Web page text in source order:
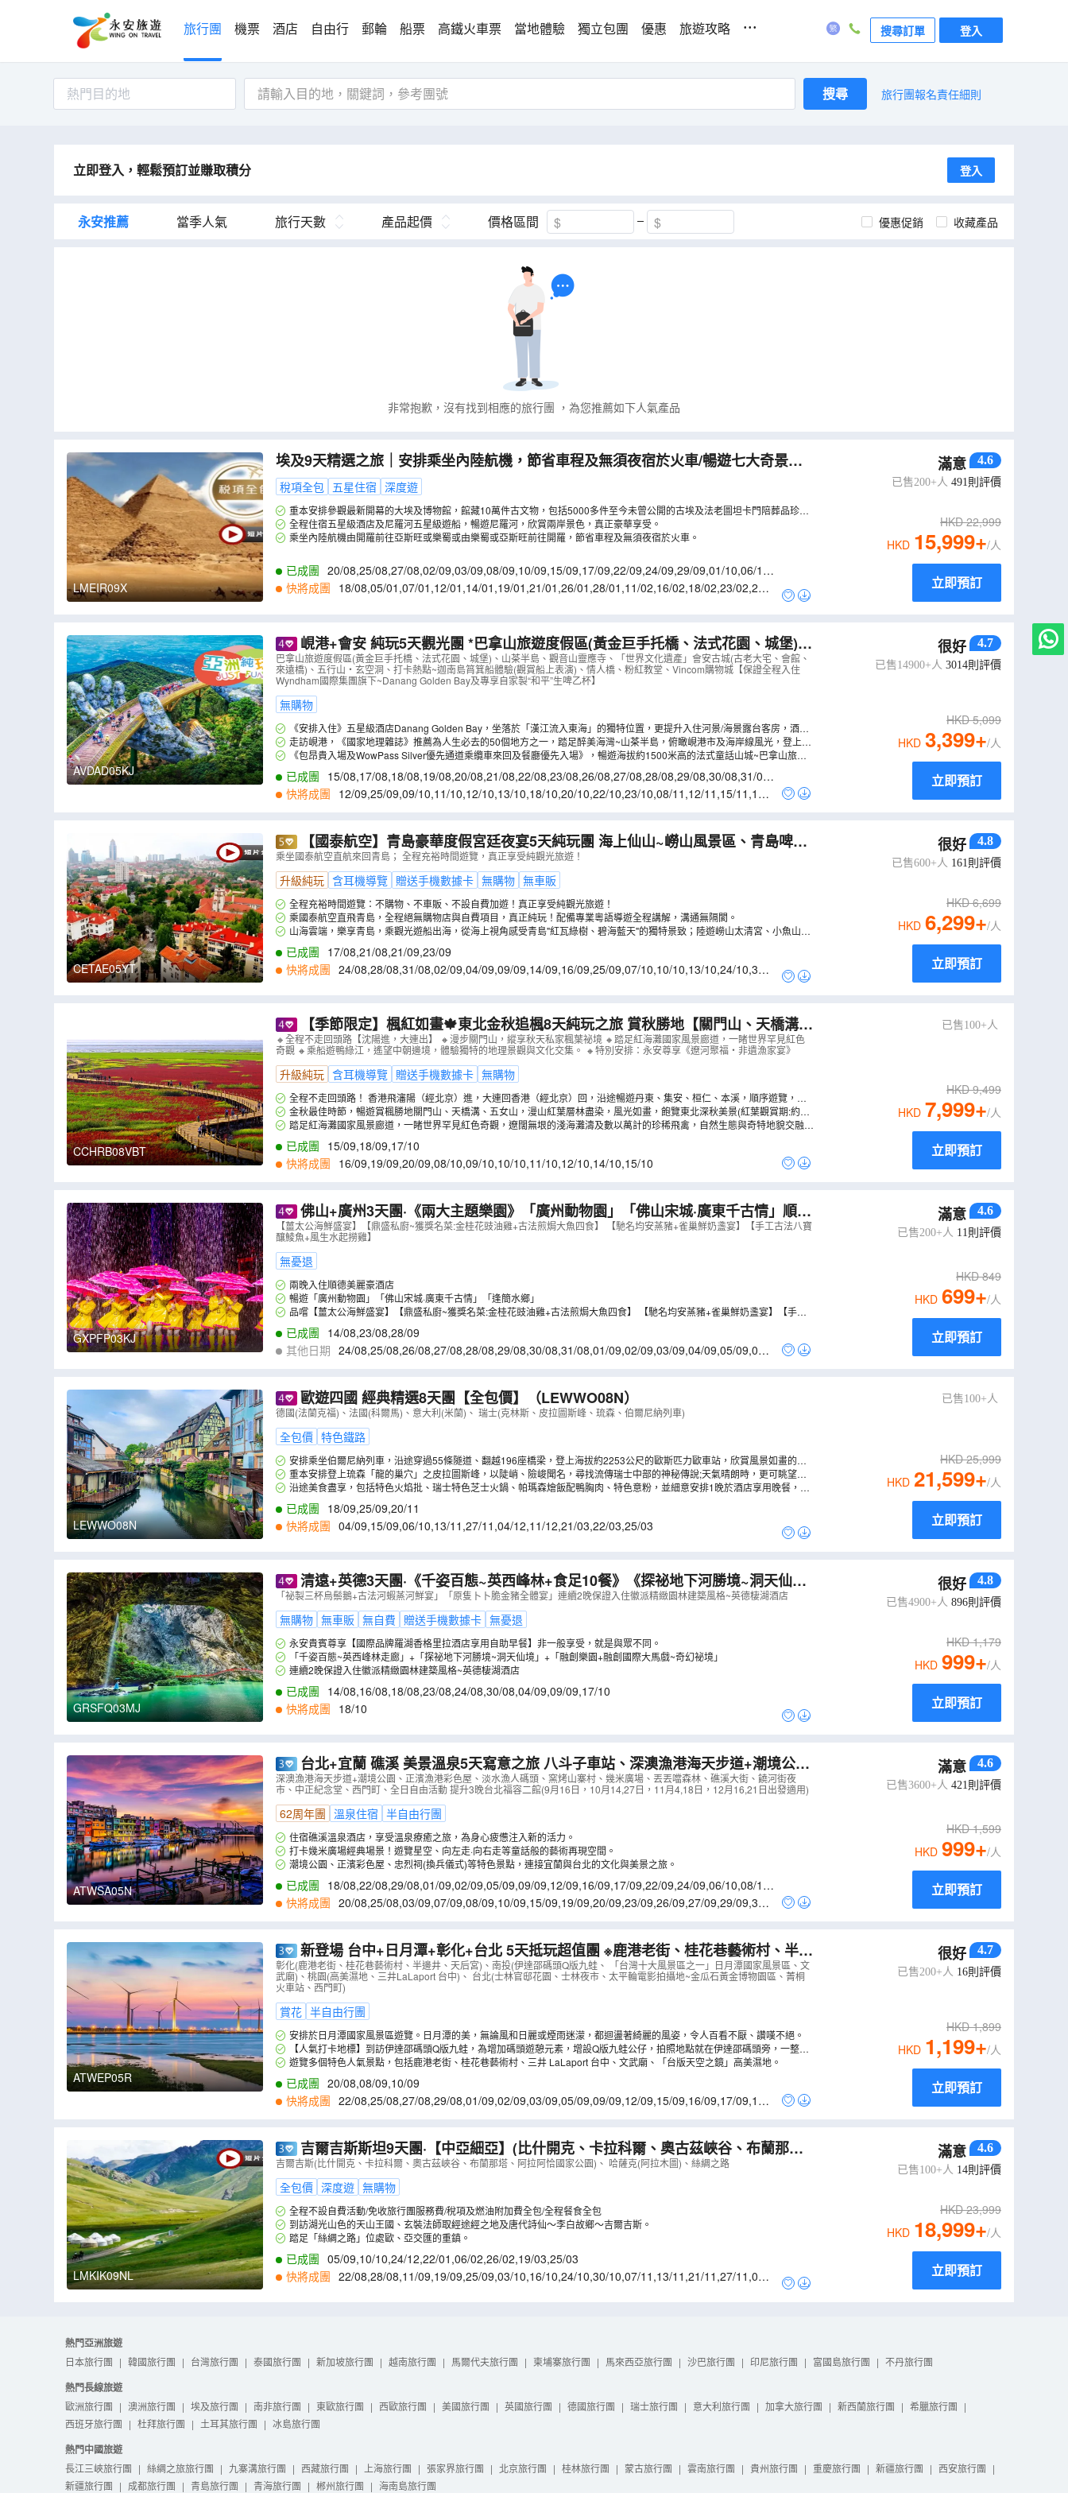
旅行團 機票 酒店 自由行 郵輪 船票 高鐵火車票 當地體驗 獨立包團 優惠 旅遊攻略 ... 搜尋訂單 登入
熱門目的地 搜尋 旅行團報名責任細則
立即登入，輕鬆預訂並賺取積分 登入
永安推薦 當季人氣 旅行天數 產品起價 價格區間 優惠促銷 收藏產品
非常抱歉，沒有找到相應的旅行團 ，為您推薦如下人氣產品
LMEIR09X
埃及9天精選之旅｜安排乘坐內陸航機，節省車程及無須夜宿於火車/暢遊七大奇景之
一的金字塔及獅身人面像/全程住宿五星級酒店及尼羅河五星級遊船/一次過暢遊五大神
廟及參觀大埃及博物館【稅項全包】
稅項全包 五星住宿 深度遊
重本安排參觀最新開幕的大埃及博物館，館藏10萬件古文物，包括5000多件至今未曾公開的古埃及法老圖坦卡門陪葬品珍
寶。全程住宿五星級酒店及尼羅河五星級遊船，暢遊尼羅河，欣賞兩岸景色，真正豪華享受。
乘坐內陸航機由開羅前往亞斯旺或樂蜀或由樂蜀或亞斯旺前往開羅，節省車程及無須夜宿於火車。
已成團 20/08,25/08,27/08,02/09,03/09,08/09,10/09,15/09,17/09,22/09,24/09,29/09,01/10,06/10,
08/10,13/10 15/10 ,20/10 ,22/10 27/10
快將成團 18/08,05/01 ,07/01 ,12/01 ,14/01 ,19/01 ,21/01 ,26/01 ,28/01 ,11/02,16/02,18/02,23/02,25/0
滿意 4.6
已售200+人 491則評價
HKD22,999
HKD 15,999+/人
立即預訂
AVDAD05KJ
峴港+會安 純玩5天觀光團 *巴拿山旅遊度假區(黃金巨手托橋、法式花園、城堡)、
「世界文化遺產」會安古城(古老大宅、會館、來遠橋)《純玩團‧細心安排地道越式
美食‧不設指定購物點》（AVDAD05KJ）
巴拿山旅遊度假區(黃金巨手托橋、法式花園、城堡)、山茶半島、觀音山靈應寺、「世界文化遺產」會安古城(古老大宅、會館、
來遠橋)、五行山‧玄空洞、打卡熱點~迦南島筲箕船體驗(觀賞船上表演)、情人橋、粉紅教堂、Vincom購物城【保證全程入住
Wyndham國際集團旗下~Danang Golden Bay及專享自家製“和平”生啤乙杯】
無購物
《安排入住》五星級酒店Danang Golden Bay，坐落於「漢江流入東海」的獨特位置，更提升入住河景/海景露台客房，酒店
專享自家製“和平”生啤乙杯。
走訪峴港，《國家地理雜誌》推薦為人生必去的50個地方之一，踏足醉美海灣~山茶半島，俯瞰峴港市及海岸線風光，登上五
行山之水山(包乘來回電梯門票登山)。
《包昂貴入場及WowPass Silver優先通道乘纜車來回及餐廳優先入場》，暢遊海拔約1500米高的法式童話山城~巴拿山旅遊
度假區，到訪斥資20億美金打造的打卡熱點「黃金巨手托橋」。
已成團 15/08,17/08,18/08,19/08,20/08,21/08,22/08,23/08,26/08,27/08,28/08,29/08,30/08,31/08,
01/09,02/09 03/09 ,04/09 ,05/09 06/09
快將成團 12/09,25/09,09/10,11/10,12/10,13/10,18/10,20/10,22/10,23/10,08/11 ,12/11 ,15/11 ,17/1
很好 4.7
已售14900+人 3014則評價
HKD5,099
HKD 3,399+/人
立即預訂
CETAE05YT
【國泰航空】青島豪華度假宮廷夜宴5天純玩團 海上仙山~嶗山風景區、青島啤酒
博物館、雲上海天觀光廳、乘船出海觀光、青島標誌棧橋、聖彌厄爾大教堂、網紅打
卡小麥島公園、沉浸式宮廷晚宴《蘭齊宴賦》
乘坐國泰航空直航來回青島； 全程充裕時間遊覽，真正享受純觀光旅遊！
升級純玩 含耳機導覽 贈送手機數據卡 無購物 無車販
全程充裕時間遊覽：不購物、不車販、不設自費加遊！真正享受純觀光旅遊！
乘國泰航空直飛青島，全程絕無購物店與自費項目，真正純玩！配備專業粵語導遊全程講解，溝通無隔閡。
山海雲端，樂享青島，乘觀光遊船出海，從海上視角感受青島"紅瓦綠樹、碧海藍天"的獨特景致；陸遊嶗山太清宮、小魚山公
園等名勝，感受文化古蹟與城市魅力；登雲上海天81層觀光廳，打卡鑽石角玻璃觀景臺，360度高空俯瞰青島全景。
已成團 17/08,21/08,21/09,23/09
快將成團 24/08,28/08,31/08,02/09,04/09,09/09,14/09,16/09,25/09,07/10,10/10,13/10,24/10,31/1
很好 4.8
已售600+人 161則評價
HKD6,699
HKD 6,299+/人
立即預訂
CCHRB08VBT
【季節限定】楓紅如畫🍁東北金秋追楓8天純玩之旅 賞秋勝地【關門山、天橋溝、
五女山、紅海灘】丸都山城、中朝國門、河口景區、鴨綠江斷橋、乘船遊鴨綠江、虎
山長城、隆重呈獻永安尊享《遼河聚福‧非遺漁家宴》（CCHRB08VBT）
🔸全程不走回頭路【沈陽進，大連出】 🔸漫步關門山，縱享秋天私家楓葉祕境 🔸踏足紅海灘國家風景廊道，一睹世界罕見紅色
奇觀 🔸乘船遊鴨綠江，遙望中朝邊境，體驗獨特的地理景觀與文化交集。 🔸特別安排：永安尊享《遼河聚福‧非遺漁家宴》
升級純玩 含耳機導覽 贈送手機數據卡 無購物
全程不走回頭路！ 香港飛瀋陽（經北京）進，大連回香港（經北京）回，沿途暢遊丹東、集安、桓仁、本溪，順序遊覽，節
約旅途時間。
金秋最佳時節，暢遊賞楓勝地關門山、天橋溝、五女山，漫山紅葉層林盡染，風光如畫，飽覽東北深秋美景(紅葉觀賞期:約9
月中旬-10月中旬)(註22)。
踏足紅海灘國家風景廊道，一睹世界罕見紅色奇觀，遼闊無垠的淺海灘濤及數以萬計的珍稀飛禽，自然生態與奇特地貌交融，
氣勢磅礴。
已成團 15/09,18/09,17/10
快將成團 16/09,19/09,20/09,08/10,09/10,10/10,11/10,12/10,14/10,15/10
已售100+人
HKD9,499
HKD 7,999+/人
立即預訂
GXPFP03KJ
佛山+廣州3天團·《兩大主題樂園》「廣州動物園」「佛山宋城·廣東千古情」順德
美麗豪酒店(每房贈送乙份~精緻蛋糕+水果)（GXPFP03KJ）
【薑太公海鮮盛宴】【鼎盛私廚~獲獎名菜:金桂花豉油雞+古法煎焗大魚四食】 【馳名均安蒸豬+雀巢鮮奶盞宴】【手工古法八寶
釀鯪魚+風生水起撈雞】
無憂退
兩晚入住順德美麗豪酒店
暢遊「廣州動物園」「佛山宋城·廣東千古情」「逢簡水鄉」
品嚐【薑太公海鮮盛宴】【鼎盛私廚~獲獎名菜:金桂花豉油雞+古法煎焗大魚四食】 【馳名均安蒸豬+雀巢鮮奶盞宴】【手工
古法八寶釀鯪魚+風生水起撈雞】
已成團 14/08,23/08,28/09
其他日期 24/08,25/08,26/08,27/08,28/08,29/08,30/08,31/08,01/09,02/09,03/09,04/09,05/09,06/0
滿意 4.6
已售200+人 11則評價
HKD849
HKD 699+/人
立即預訂
LEWWO08N
歐遊四國 經典精選8天團【全包價】 （LEWWO08N）
德國(法蘭克福)、法國(科爾馬)、意大利(米蘭)、 瑞士(克林斯、皮拉圖斯峰、琉森、伯爾尼納列車)
全包價 特色鐵路
安排乘坐伯爾尼納列車，沿途穿過55條隧道、翻越196座橋梁，登上海拔約2253公尺的歐斯匹力歐車站，欣賞風景如畫的絕
美景色。
重本安排登上琉森「龍的巢穴」之皮拉圖斯峰，以陡峭、險峻聞名，尋找流傳瑞士中部的神秘傳說;天氣晴朗時，更可眺望到
最多阿爾卑斯山73個山峰的壯麗全景，包括少女峰、鐵力士山…等。
沿途美食盡享，包括特色火焰批、瑞士特色芝士火鍋、帕瑪森燴飯配鴨胸肉、特色意粉，並細意安排1晚於酒店享用晚餐，中
餐更安排8餸1湯。
已成團 18/09,25/09,20/11
快將成團 04/09,15/09,06/10,13/11 ,27/11 ,04/12,11/12,21/03,22/03,25/03
已售100+人
HKD25,999
HKD 21,599+/人
立即預訂
GRSFQ03MJ
清遠+英德3天團·《千姿百態~英西峰林+食足10餐》《探祕地下河勝境~洞天仙
境》《融創樂園+融創國際大馬戲~奇幻祕境》（GRSFQ03MJ）
「祕製三杯烏鬃鵝+古法河蝦蒸河鮮宴」「原隻卜卜脆金豬全體宴」連續2晚保證入住徽派精緻園林建築風格~英德棲湖酒店
無購物 無車販 無自費 贈送手機數據卡 無憂退
永安貴賓尊享【國際品牌羅湖香格里拉酒店享用自助早餐】非一般享受，就是與眾不同。
「千姿百態~英西峰林走廊」+「探祕地下河勝境~洞天仙境」+「融創樂園+融創國際大馬戲~奇幻祕境」
連續2晚保證入住徽派精緻園林建築風格~英德棲湖酒店
已成團 14/08,16/08,18/08,23/08,24/08,30/08,04/09,09/09,17/10
快將成團 18/10
很好 4.8
已售4900+人 896則評價
HKD1,179
HKD 999+/人
立即預訂
ATWSA05N
台北+宜蘭 礁溪 美景溫泉5天寫意之旅 八斗子車站、深澳漁港海天步道+潮境公
園、正濱漁港彩色屋、淡水漁人碼頭、幾米廣場、全日自由活動【免費代辦台灣簽證
(網證)*】（ATWSA05N）
深澳漁港海天步道+潮境公園、正濱漁港彩色屋、淡水漁人碼頭、窯烤山寨村、幾米廣場、丟丟噹森林、礁溪大街、饒河街夜
市、中正紀念堂、西門町、全日自由活動 提升3晚台北福容二館(9月16日，10月14,27日，11月4,18日，12月16,21日出發適用)
62周年團 溫泉住宿 半自由行團
住宿礁溪溫泉酒店，享受溫泉療癒之旅，為身心疲憊注入新的活力。
打卡幾米廣場經典場景！遊覽星空、向左走·向右走等童話般的藝術再現空間。
潮境公園、正濱彩色屋、忠烈祠(換兵儀式)等特色景點，連接宜蘭與台北的文化與美景之旅。
已成團 18/08,22/08,29/08,01/09,02/09,05/09,09/09,12/09,16/09,17/09,22/09,24/09,06/10,08/10,
13/10,15/10 ,20/10 ,14/11
快將成團 20/08,25/08,03/09,07/09,08/09,10/09,15/09,19/09,20/09,23/09,26/09,27/09,29/09,30/0
滿意 4.6
已售3600+人 421則評價
HKD1,599
HKD 999+/人
立即預訂
ATWEP05R
新登場 台中+日月潭+彰化+台北 5天抵玩超值團 ※鹿港老街、桂花巷藝術村、半邊
井、天后宮、「台灣十大風景區之一」日月潭國家風景區（ATWEP05R）
彰化(鹿港老街、桂花巷藝術村、半邊井、天后宮)、南投(伊達邵碼頭Q版九蛙、 「台灣十大風景區之一」日月潭國家風景區、文
武廟)、桃園(高美濕地、三井LaLaport 台中)、 台北(士林官邸花園、士林夜市、太平輪電影拍攝地~金瓜石黃金博物園區、菁桐
火車站、西門町)
賞花 半自由行團
安排於日月潭國家風景區遊覽。日月潭的美，無論風和日麗或煙雨迷濛，都迴盪著綺麗的風姿，令人百看不厭、讚嘆不絕。
【人氣打卡地標】到訪伊達邵碼頭Q版九蛙，為增加碼頭遊憩元素，增設Q版九蛙公仔，拍照地點就在伊達邵碼頭旁，一整排
在碼頭旁地景藝術。
遊覽多個特色人氣景點，包括鹿港老街、桂花巷藝術村、三井 LaLaport 台中、文武廟、「台版天空之鏡」高美濕地。
已成團 20/08,08/09,10/09
快將成團 22/08,25/08,27/08,29/08,01/09,02/09,03/09,05/09,09/09,12/09,15/09,16/09,17/09,19/0
很好 4.7
已售200+人 16則評價
HKD1,899
HKD 1,199+/人
立即預訂
LMKIK09NL
吉爾吉斯斯坦9天團·【中亞細亞】(比什開克、卡拉科爾、奧古茲峽谷、布蘭那
塔、阿拉阿恰國家公園)（LMKIK09NL）
吉爾吉斯(比什開克、卡拉科爾、奧古茲峽谷、布蘭那塔、阿拉阿恰國家公園)、 哈薩克(阿拉木圖)、絲綢之路
全包價 深度遊 無購物
全程不設自費活動/免收旅行團服務費/稅項及燃油附加費全包/全程餐食全包
到訪湖光山色的天山王國、玄裝法師取經途經之地及唐代詩仙～李白故鄉～吉爾吉斯。
踏足「絲綢之路」位處歐、亞交匯的重鎮。
已成團 05/09,10/10,24/12,22/01 ,06/02,26/02,19/03,25/03
快將成團 22/08,28/08,11/09,19/09,25/09,03/10,16/10,24/10,30/10,07/11 ,13/11 ,21/11 ,27/11 ,05/1
滿意 4.6
已售100+人 14則評價
HKD23,999
HKD 18,999+/人
立即預訂
熱門亞洲旅遊
日本旅行團 | 韓國旅行團 | 台灣旅行團 | 泰國旅行團 | 新加坡旅行團 | 越南旅行團 | 馬爾代夫旅行團 | 柬埔寨旅行團 | 馬來西亞旅行團 | 沙巴旅行團 | 印尼旅行團 | 富國島旅行團 | 不丹旅行團
熱門長線旅遊
歐洲旅行團 | 澳洲旅行團 | 埃及旅行團 | 南非旅行團 | 東歐旅行團 | 西歐旅行團 | 美國旅行團 | 英國旅行團 | 德國旅行團 | 瑞士旅行團 | 意大利旅行團 | 加拿大旅行團 | 新西蘭旅行團 | 希臘旅行團 |
西班牙旅行團 | 杜拜旅行團 | 土耳其旅行團 | 冰島旅行團
熱門中國旅遊
長江三峽旅行團 | 絲綢之旅旅行團 | 九寨溝旅行團 | 西藏旅行團 | 上海旅行團 | 張家界旅行團 | 北京旅行團 | 桂林旅行團 | 蒙古旅行團 | 雲南旅行團 | 貴州旅行團 | 重慶旅行團 | 新疆旅行團 | 西安旅行團 |
新疆旅行團 | 成都旅行團 | 青島旅行團 | 青海旅行團 | 郴州旅行團 | 海南島旅行團